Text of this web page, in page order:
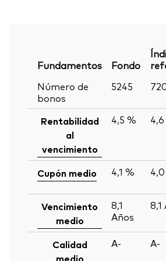
Fundamentos Fondo
Número de
bonos
5245
Rentabilidad
al
vencimiento
4,5 %
Cupón medio 4,1 %
Vencimiento
medio
8,1
Años
8,1
Calidad
medio
A- A-